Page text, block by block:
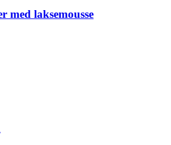
med laksemousse